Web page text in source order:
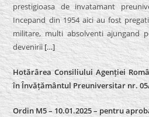
prestigioasa de invatamant
Incepand din 1954 aici au fost
militare, multi absolventi ajungand
devenirii[…]
Hotărârea Consiliului Agenției
în Învățământul Preuniversitar nr. 05/
Ordin M5 – 10.01.2025 – pentru